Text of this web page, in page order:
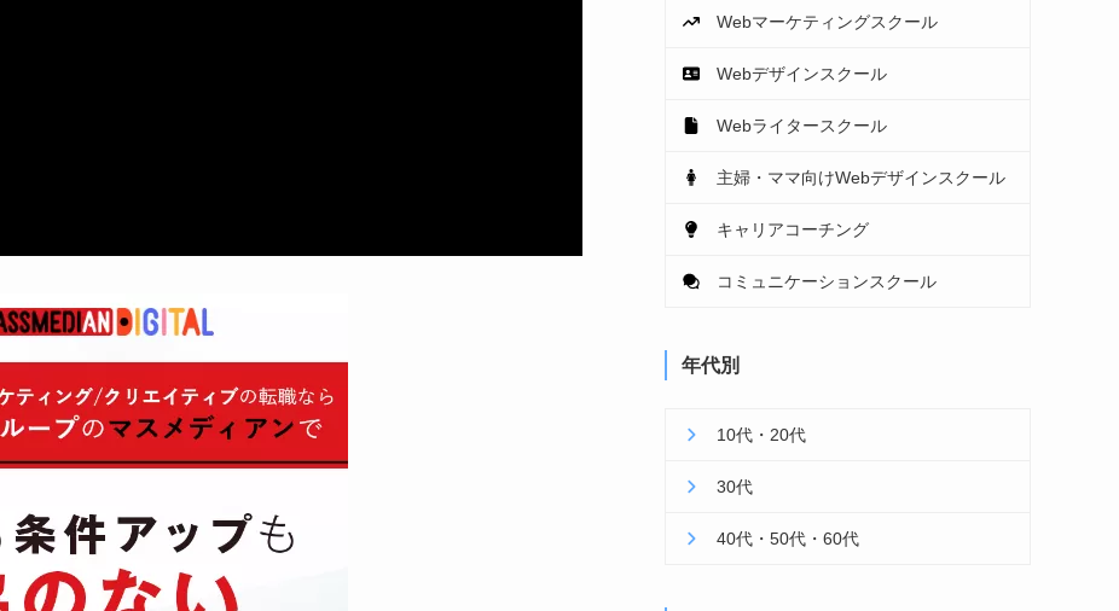
Webマーケティングスクール
Webデザインスクール
Webライタースクール
主婦・ママ向けWebデザインスクール
キャリアコーチング
コミュニケーションスクール
年代別
10代・20代
30代
40代・50代・60代